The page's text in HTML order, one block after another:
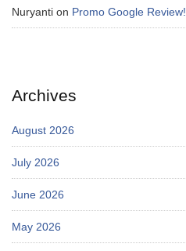
Nuryanti on Promo Google Review!
Archives
August 2026
July 2026
June 2026
May 2026